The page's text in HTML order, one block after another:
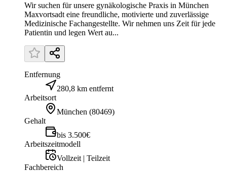
Wir suchen für unsere gynäkologische Praxis in München
Maxvortsadt eine freundliche, motivierte und zuverlässige
Medizinische Fachangestellte. Wir nehmen uns Zeit für jede
Patientin und legen Wert au...
Entfernung
280,8 km entfernt
Arbeitsort
München (80469)
Gehalt
bis 3.500€
Arbeitszeitmodell
Vollzeit | Teilzeit
Fachbereich